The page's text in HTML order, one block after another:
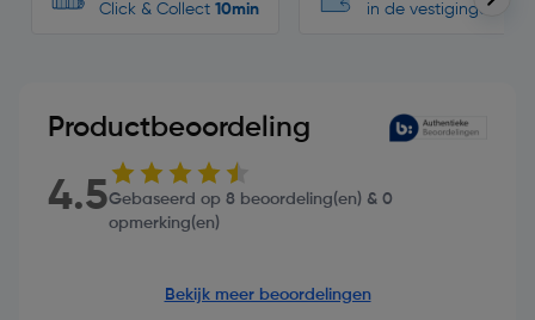
Click & Collect 10min
in de vestigingen
Productbeoordeling
4.5Gebaseerd op 8 beoordeling(en) & 0
opmerking(en)
Bekijk meer beoordelingen